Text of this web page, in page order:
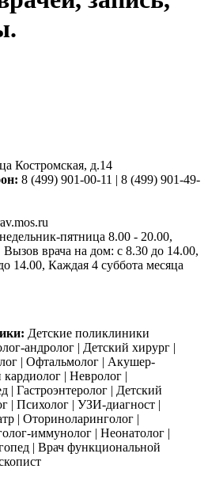
Костромская, д.14
8 (499) 901-00-11 | 8 (499) 901-49-
пятница 8.00 - 20.00,
Вызов врача на дом: с 8.30 до 14.00,
14.00, Каждая 4 суббота месяца
Детские поликлиники
андролог | Детский хирург |
| Офтальмолог | Акушер-
| Невролог |
| Гастроэнтеролог | Детский
| Психолог | УЗИ-диагност |
| Оториноларинголог |
иммунолог | Неонатолог |
| Врач функциональной